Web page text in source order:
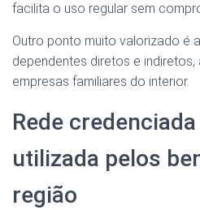
facilita o uso regular sem
Outro ponto muito valorizado é
dependentes diretos e
empresas familiares do interior.
Rede
utilizada pelos
região